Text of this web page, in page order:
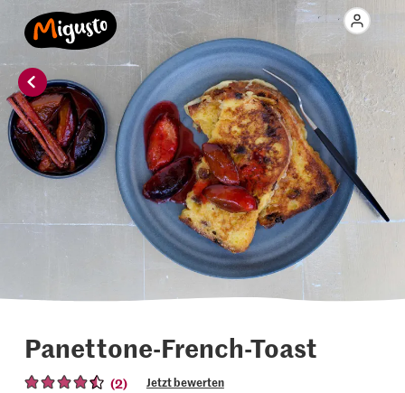
Panettone-French-Toast
(2) Jetzt bewerten